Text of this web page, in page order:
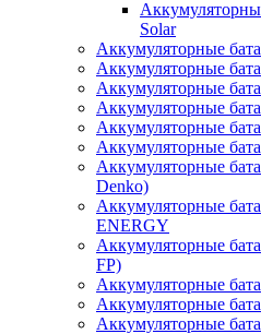
Solar
Аккумуляторные
Аккумуляторные
Аккумуляторные
Аккумуляторные
Аккумуляторные
Аккумуляторные
Аккумуляторные
Denko)
Аккумуляторные
ENERGY
Аккумуляторные
FP)
Аккумуляторные
Аккумуляторные
Аккумуляторные